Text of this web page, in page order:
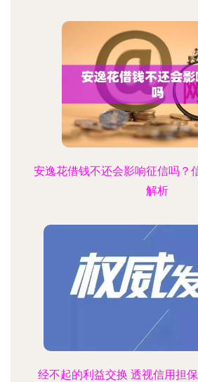
安逸花借钱不还会影响征信吗？
解析
经不起的利益交换 透视信用担